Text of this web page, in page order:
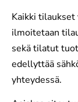
Kaikki
ilmoitetaan
sekä tilatut
edellyttää
yhteydessä.